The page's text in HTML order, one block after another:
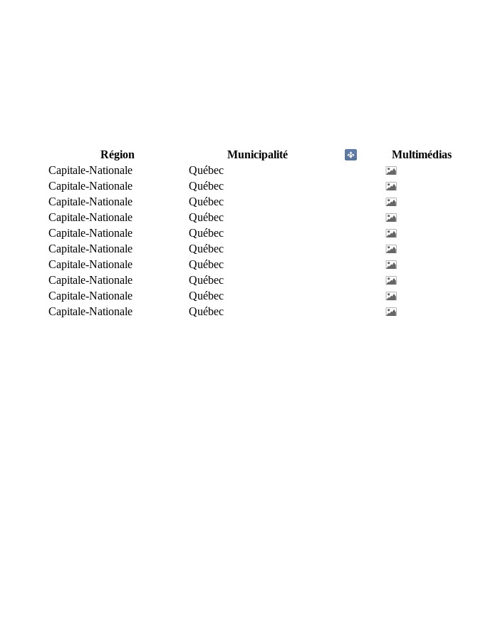
Région Municipalité
Multimédias
Capitale-Nationale
Québec
Capitale-Nationale
Québec
Capitale-Nationale
Québec
Capitale-Nationale
Québec
Capitale-Nationale
Québec
Capitale-Nationale
Québec
Capitale-Nationale
Québec
Capitale-Nationale
Québec
Capitale-Nationale
Québec
Capitale-Nationale Québec